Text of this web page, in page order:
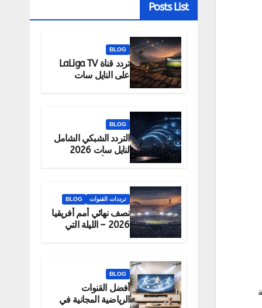
Posts List
BLOG
تردد قناة LaLiga TV
على النايل سات
BLOG
التردد الشبكي الشامل
لنايل سات 2026
ترددات القنوات BLOG
نصف نهائي أمم أفريقيا
2026 – الليلة التي
BLOG
أفضل القنوات
الرياضية المجانية في